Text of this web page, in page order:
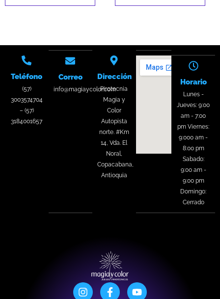
Teléfono
(57)
3003574704
– (57)
3184001657
Correo
info@magiaycolor.com
Dirección
Pirotecnia
Magia y
Color
Autopista
norte. #Km
14, Vda. El
Noral,
Copacabana,
Antioquia
Horario
Lunes -
Jueves: 9:00
am - 7:00
pm Viernes:
9:000 am -
8:00 pm
Sabado:
9:00 am -
9:00 pm
Domingo:
Cerrado
I
F
Y